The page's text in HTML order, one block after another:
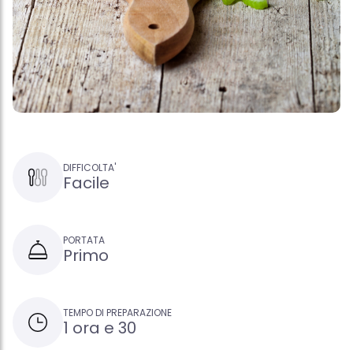
DIFFICOLTA'
Facile
PORTATA
Primo
TEMPO DI PREPARAZIONE
1 ora e 30